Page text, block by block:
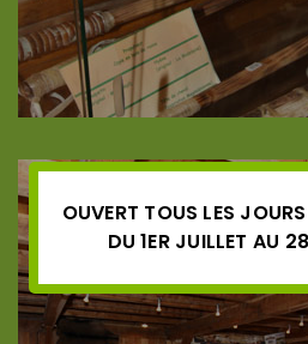
OUVERT TOUS LES
DU 1ER JUILLET AU